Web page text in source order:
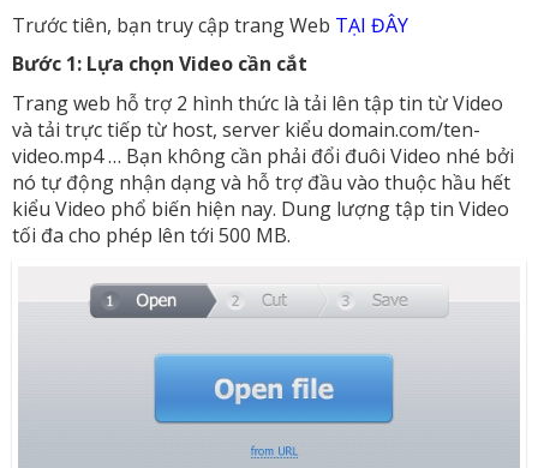
Trước tiên, bạn truy cập trang Web TẠI ĐÂY
Bước 1: Lựa chọn Video cần cắt
Trang web hỗ trợ 2 hình thức là tải lên tập tin từ Video
và tải trực tiếp từ host, server kiểu domain.com/ten-
video.mp4 … Bạn không cần phải đổi đuôi Video nhé bởi
nó tự động nhận dạng và hỗ trợ đầu vào thuộc hầu hết
kiểu Video phổ biến hiện nay. Dung lượng tập tin Video
tối đa cho phép lên tới 500 MB.